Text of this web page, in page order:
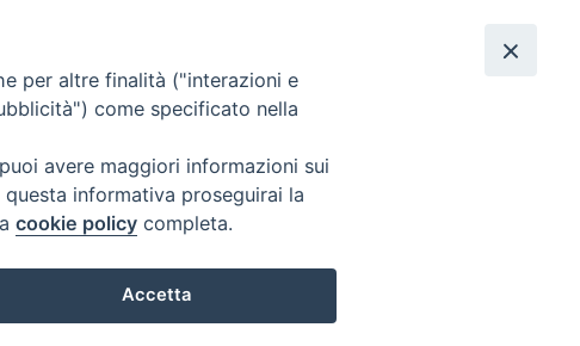
per altre finalità ("interazioni e
come specificato nella
avere maggiori informazioni sui
informativa proseguirai la
cookie policy completa.
Accetta